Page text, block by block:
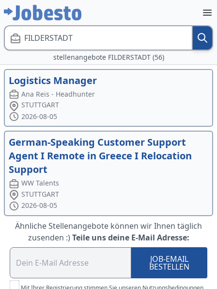
FILDERSTADT
stellenangebote FILDERSTADT (56)
Logistics Manager
Ana Reis - Headhunter
STUTTGART
2026-08-05
German-Speaking Customer Support
Agent I Remote in Greece I Relocation
Support
WW Talents
STUTTGART
2026-08-05
Ähnliche Stellenangebote können wir Ihnen täglich
zusenden :) Teile uns deine E-Mail Adresse:
JOB-EMAIL
BESTELLEN